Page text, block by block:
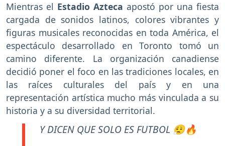
Mientras el Estadio Azteca apostó por una fiesta
cargada de sonidos latinos, colores vibrantes y
figuras musicales reconocidas en toda América, el
espectáculo desarrollado en Toronto tomó un
camino diferente. La organización canadiense
decidió poner el foco en las tradiciones locales, en
las raíces culturales del país y en una
representación artística mucho más vinculada a su
historia y a su diversidad territorial.
Y DICEN QUE SOLO ES FUTBOL 😮‍💨🔥